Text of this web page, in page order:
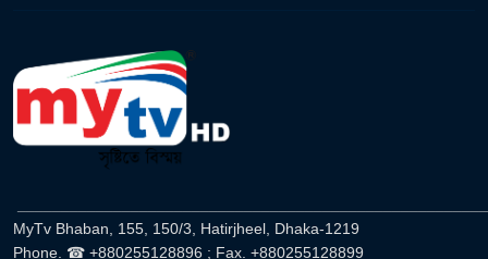
MyTv Bhaban, 155, 150/3, Hatirjheel, Dhaka-1219
Phone. ☎ +880255128896 ; Fax. +880255128899